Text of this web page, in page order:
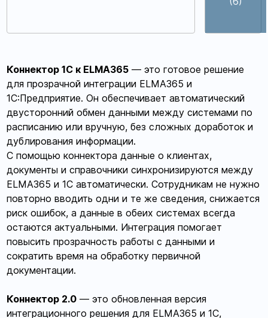
Коннектор 1С к ELMA365 — это готовое решение
для прозрачной интеграции ELMA365 и
1С:Предприятие. Он обеспечивает автоматический
двусторонний обмен данными между системами по
расписанию или вручную, без сложных доработок и
дублирования информации.
С помощью коннектора данные о клиентах,
документы и справочники синхронизируются между
ELMA365 и 1С автоматически. Сотрудникам не нужно
повторно вводить одни и те же сведения, снижается
риск ошибок, а данные в обеих системах всегда
остаются актуальными. Интеграция помогает
повысить прозрачность работы с данными и
сократить время на обработку первичной
документации.
Коннектор 2.0 — это обновленная версия
интеграционного решения для ELMA365 и 1С,